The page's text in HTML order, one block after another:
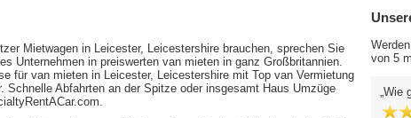
Mietwagen in Leicester, Leicestershire brauchen, sprechen Sie
Unternehmen in preiswerten van mieten in ganz Großbritannien.
für van mieten in Leicester, Leicestershire mit Top van Vermietung
Schnelle Abfahrten an der Spitze oder insgesamt Haus Umzüge
von 5
Wie